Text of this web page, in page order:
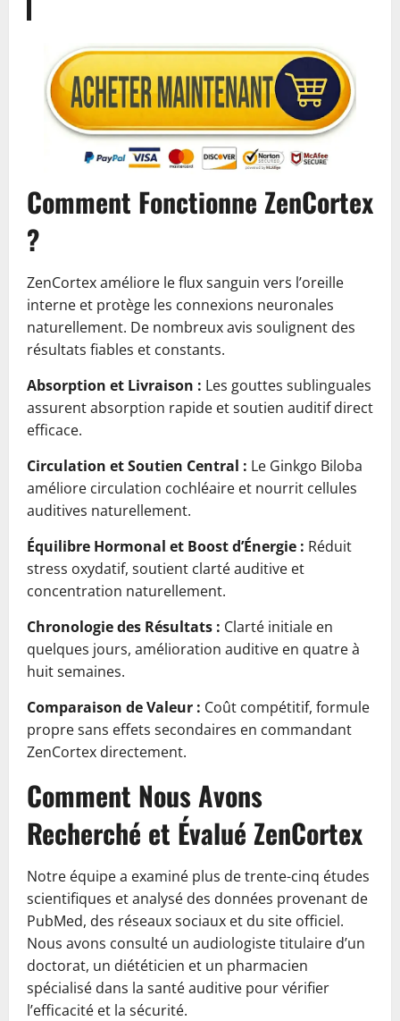
Comment Fonctionne ZenCortex
?
ZenCortex améliore le flux sanguin vers l’oreille
interne et protège les connexions neuronales
naturellement. De nombreux avis soulignent des
résultats fiables et constants.
Absorption et Livraison : Les gouttes sublinguales
assurent absorption rapide et soutien auditif direct
efficace.
Circulation et Soutien Central : Le Ginkgo Biloba
améliore circulation cochléaire et nourrit cellules
auditives naturellement.
Équilibre Hormonal et Boost d’Énergie : Réduit
stress oxydatif, soutient clarté auditive et
concentration naturellement.
Chronologie des Résultats : Clarté initiale en
quelques jours, amélioration auditive en quatre à
huit semaines.
Comparaison de Valeur : Coût compétitif, formule
propre sans effets secondaires en commandant
ZenCortex directement.
Comment Nous Avons
Recherché et Évalué ZenCortex
Notre équipe a examiné plus de trente-cinq études
scientifiques et analysé des données provenant de
PubMed, des réseaux sociaux et du site officiel.
Nous avons consulté un audiologiste titulaire d’un
doctorat, un diététicien et un pharmacien
spécialisé dans la santé auditive pour vérifier
l’efficacité et la sécurité.